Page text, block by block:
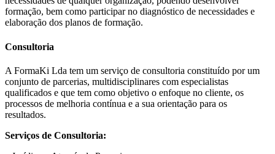
formação, bem como participar no diagnóstico de necessidades e
elaboração dos planos de formação.
Consultoria
A FormaKi Lda tem um serviço de consultoria constituído por um
conjunto de parcerias, multidisciplinares com especialistas
qualificados e que tem como objetivo o enfoque no cliente, os
processos de melhoria contínua e a sua orientação para os
resultados.
Serviços de Consultoria: